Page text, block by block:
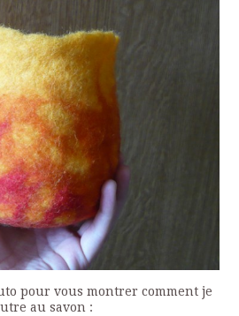
pour vous montrer comment je
au savon :